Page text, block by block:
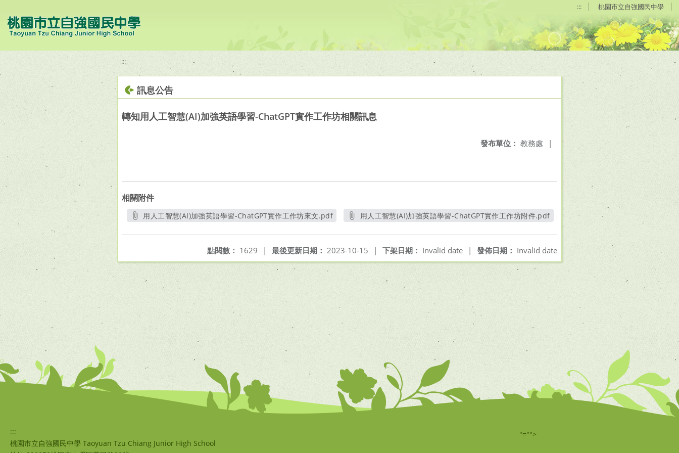
::: 桃園市立自強國民中學
:::
訊息公告
轉知用人工智慧(AI)加強英語學習-ChatGPT實作工作坊相關訊息
發布單位： 教務處 |
相關附件
用人工智慧(AI)加強英語學習-ChatGPT實作工作坊來文.pdf
用人工智慧(AI)加強英語學習-ChatGPT實作工作坊附件.pdf
發佈日期： Invalid date
下架日期： Invalid date |
最後更新日期： 2023-10-15 |
點閱數： 1629 |
:::
桃園市立自強國民中學 Taoyuan Tzu Chiang Junior High School
"="">